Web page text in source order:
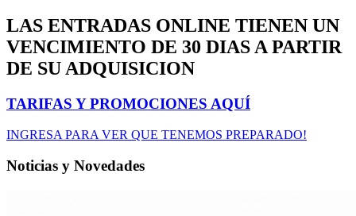
LAS ENTRADAS ONLINE TIENEN UN
VENCIMIENTO DE 30 DIAS A PARTIR
DE SU ADQUISICION
TARIFAS Y PROMOCIONES AQUÍ
INGRESA PARA VER QUE TENEMOS PREPARADO!
Noticias y Novedades